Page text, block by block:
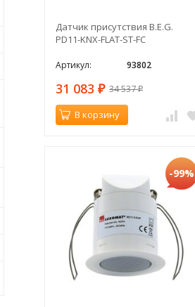
Датчик присутствия B.E.G.
PD11-KNX-FLAT-ST-FC
Артикул: 93802
31 083 ₽ 34 537₽
В корзину
-99%